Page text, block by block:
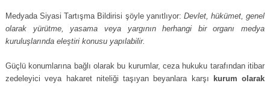
Medyada Siyasi Tartışma Bildirisi şöyle yanıtlıyor: Devlet, hükümet, genel
olarak yürütme, yasama veya yargının herhangi bir organı medya
kuruluşlarında eleştiri konusu yapılabilir.
Güçlü konumlarına bağlı olarak bu kurumlar, ceza hukuku tarafından itibar
zedeleyici veya hakaret niteliği taşıyan beyanlara karşı
kurum olarak